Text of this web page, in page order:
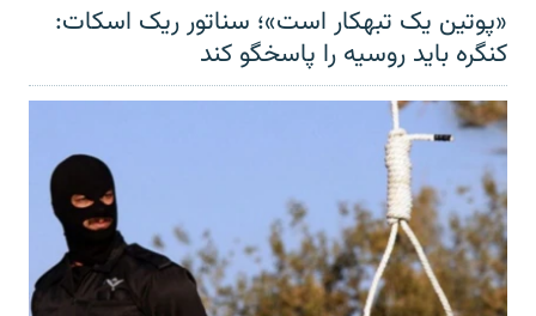
«پوتین یک تبهکار است»؛ سناتور ریک اسکات:
کنگره باید روسیه را پاسخگو کند